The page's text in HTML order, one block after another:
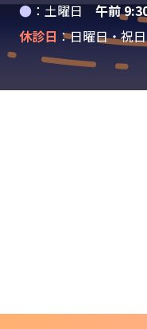
●：土曜日午前
休診日 ：日曜日・祝日